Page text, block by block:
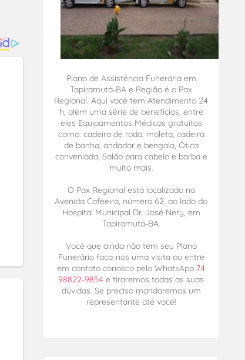
Plano de Assistência Funerária em
Tapiramutá-BA e Região é o Pax
Regional. Aqui você tem Atendimento 24
h, além uma série de benefícios, entre
eles Equipamentos Médicos gratuitos
como: cadeira de roda, moleta, cadeira
de banha, andador e bengala, Ótica
conveniada, Salão para cabelo e barba e
muito mais.
O Pax Regional está localizado na
Avenida Cafeeira, número 62, ao lado do
Hospital Municipal Dr. José Nery, em
Tapiramutá-BA.
Você que ainda não tem seu Plano
Funerário faça-nos uma visita ou entre
em contato conosco pelo WhatsApp 74
98822-9854 e tiraremos todas as suas
dúvidas. Se preciso mandaremos um
representante até você!